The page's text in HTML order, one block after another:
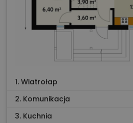
1. Wiatrołap
2. Komunikacja
3. Kuchnia